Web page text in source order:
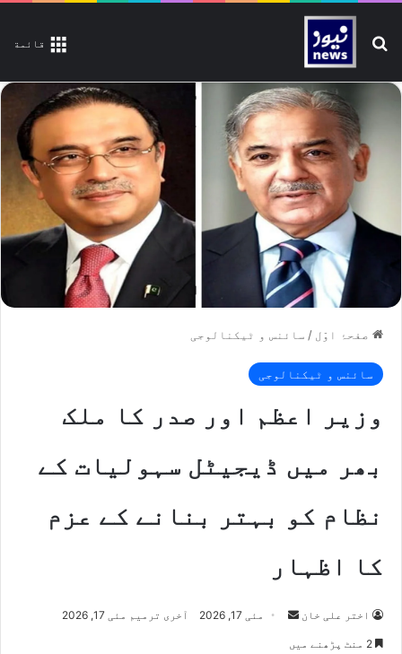
قائمة تلاش کیجیے
صفحۂ اوّل / سائنس و ٹیکنالوجی
سائنس و ٹیکنالوجی
وزیر اعظم اور صدر کا ملک
بھر میں ڈیجیٹل سہولیات کے
نظام کو بہتر بنانے کے عزم
کا اظہار
اختر علی خان
Send مئی 17, 2026 آخری ترمیم مئی 17, 2026